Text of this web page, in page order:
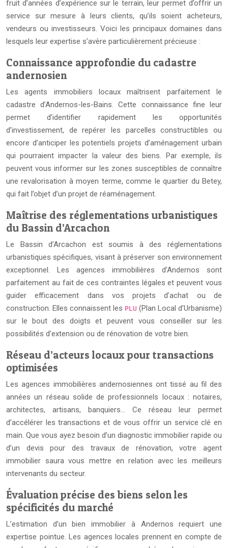
fruit d’années d’expérience sur le terrain, leur permet d’offrir un
service sur mesure à leurs clients, qu’ils soient acheteurs,
vendeurs ou investisseurs. Voici les principaux domaines dans
lesquels leur expertise s’avère particulièrement précieuse :
Connaissance approfondie du cadastre
andernosien
Les agents immobiliers locaux maîtrisent parfaitement le
cadastre d’Andernos-les-Bains. Cette connaissance fine leur
permet d’identifier rapidement les opportunités
d’investissement, de repérer les parcelles constructibles ou
encore d’anticiper les potentiels projets d’aménagement urbain
qui pourraient impacter la valeur des biens. Par exemple, ils
peuvent vous informer sur les zones susceptibles de connaître
une revalorisation à moyen terme, comme le quartier du Betey,
qui fait l’objet d’un projet de réaménagement.
Maîtrise des réglementations urbanistiques
du Bassin d’Arcachon
Le Bassin d’Arcachon est soumis à des réglementations
urbanistiques spécifiques, visant à préserver son environnement
exceptionnel. Les agences immobilières d’Andernos sont
parfaitement au fait de ces contraintes légales et peuvent vous
guider efficacement dans vos projets d’achat ou de
construction. Elles connaissent les PLU (Plan Local d’Urbanisme)
sur le bout des doigts et peuvent vous conseiller sur les
possibilités d’extension ou de rénovation de votre bien.
Réseau d’acteurs locaux pour transactions
optimisées
Les agences immobilières andernosiennes ont tissé au fil des
années un réseau solide de professionnels locaux : notaires,
architectes, artisans, banquiers… Ce réseau leur permet
d’accélérer les transactions et de vous offrir un service clé en
main. Que vous ayez besoin d’un diagnostic immobilier rapide ou
d’un devis pour des travaux de rénovation, votre agent
immobilier saura vous mettre en relation avec les meilleurs
intervenants du secteur.
Évaluation précise des biens selon les
spécificités du marché
L’estimation d’un bien immobilier à Andernos requiert une
expertise pointue. Les agences locales prennent en compte de